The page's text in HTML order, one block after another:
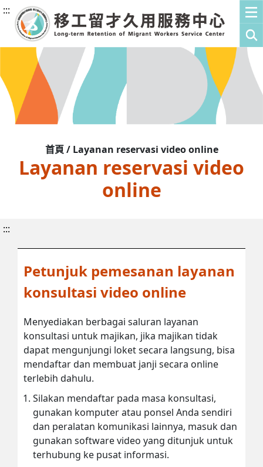
:::
首頁 / Layanan reservasi video online
Layanan reservasi video
online
:::
Petunjuk pemesanan layanan
konsultasi video online
Menyediakan berbagai saluran layanan
konsultasi untuk majikan, jika majikan tidak
dapat mengunjungi loket secara langsung, bisa
mendaftar dan membuat janji secara online
terlebih dahulu.
Silakan mendaftar pada masa konsultasi,
gunakan komputer atau ponsel Anda sendiri
dan peralatan komunikasi lainnya, masuk dan
gunakan software video yang ditunjuk untuk
terhubung ke pusat informasi.